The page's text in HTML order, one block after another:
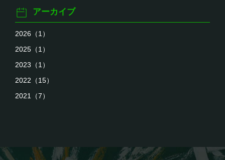
アーカイブ
2026（1）
2025（1）
2023（1）
2022（15）
2021（7）